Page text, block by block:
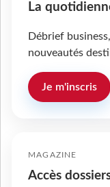
La
Débrief
nouveautés
Je m'inscris
MAGAZINE
Accès